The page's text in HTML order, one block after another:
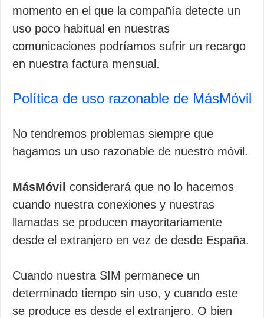
momento en el que la compañía detecte un
uso poco habitual en nuestras
comunicaciones podríamos sufrir un recargo
en nuestra factura mensual.
Política de uso razonable de MásMóvil
No tendremos problemas siempre que
hagamos un uso razonable de nuestro móvil.
MásMóvil considerará que no lo hacemos
cuando nuestra conexiones y nuestras
llamadas se producen mayoritariamente
desde el extranjero en vez de desde España.
Cuando nuestra SIM permanece un
determinado tiempo sin uso, y cuando este
se produce es desde el extranjero. O bien